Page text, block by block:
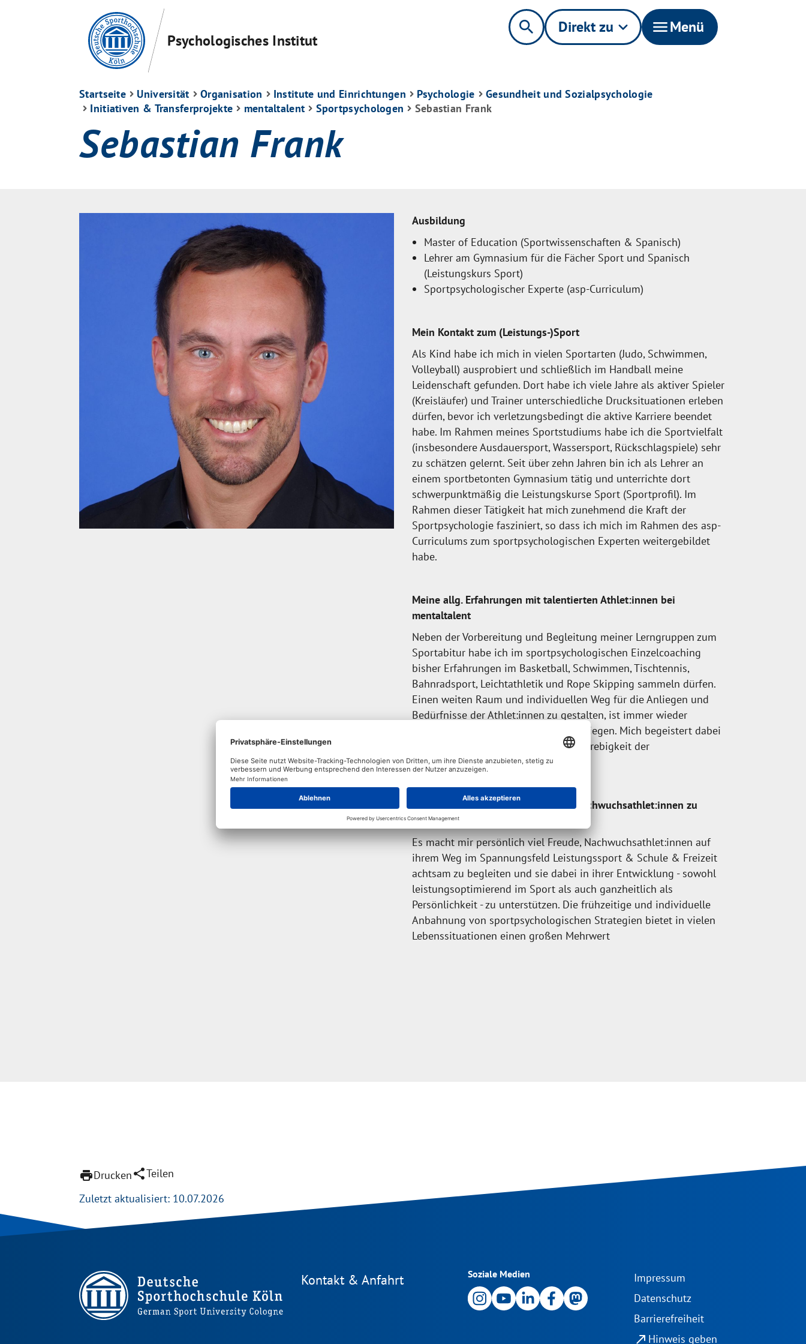
Psychologisches Institut
search Direkt zu keyboard_arrow_down menuMenü
Startseite Universität Organisation Institute und Einrichtungen Psychologie
Gesundheit und Sozialpsychologie
Initiativen & Transferprojekte
mentaltalent Sportpsychologen Sebastian Frank
Sebastian Frank
Ausbildung
Master of Education (Sportwissenschaften & Spanisch)
Lehrer am Gymnasium für die Fächer Sport und Spanisch
(Leistungskurs Sport)
Sportpsychologischer Experte (asp-Curriculum)
Mein Kontakt zum (Leistungs-)Sport
Als Kind habe ich mich in vielen Sportarten (Judo, Schwimmen,
Volleyball) ausprobiert und schließlich im Handball meine
Leidenschaft gefunden. Dort habe ich viele Jahre als aktiver Spieler
(Kreisläufer) und Trainer unterschiedliche Drucksituationen erleben
dürfen, bevor ich verletzungsbedingt die aktive Karriere beendet
habe. Im Rahmen meines Sportstudiums habe ich die Sportvielfalt
(insbesondere Ausdauersport, Wassersport, Rückschlagspiele) sehr
zu schätzen gelernt. Seit über zehn Jahren bin ich als Lehrer an
einem sportbetonten Gymnasium tätig und unterrichte dort
schwerpunktmäßig die Leistungskurse Sport (Sportprofil). Im
Rahmen dieser Tätigkeit hat mich zunehmend die Kraft der
Sportpsychologie fasziniert, so dass ich mich im Rahmen des asp-
Curriculums zum sportpsychologischen Experten weitergebildet
habe.
Meine allg. Erfahrungen mit talentierten Athlet:innen bei
mentaltalent
Neben der Vorbereitung und Begleitung meiner Lerngruppen zum
Sportabitur habe ich im sportpsychologischen Einzelcoaching
bisher Erfahrungen im Basketball, Schwimmen, Tischtennis,
Bahnradsport, Leichtathletik und Rope Skipping sammeln dürfen.
Einen weiten Raum und individuellen Weg für die Anliegen und
Bedürfnisse der Athlet:innen zu gestalten, ist immer wieder
spannend und mir ein besonderes Anliegen. Mich begeistert dabei
die Neugier, die Offenheit sowie Zielstrebigkeit der
Nachwuchtathlet:innen.
Meine Motivation, mit talentierten Nachwuchsathlet:innen zu
arbeiten
Es macht mir persönlich viel Freude, Nachwuchsathlet:innen auf
ihrem Weg im Spannungsfeld Leistungssport & Schule & Freizeit
achtsam zu begleiten und sie dabei in ihrer Entwicklung - sowohl
leistungsoptimierend im Sport als auch ganzheitlich als
Persönlichkeit - zu unterstützen. Die frühzeitige und individuelle
Anbahnung von sportpsychologischen Strategien bietet in vielen
Lebenssituationen einen großen Mehrwert
printDruckenshareTeilen
Zuletzt aktualisiert: 10.07.2026
Kontakt & Anfahrt Soziale Medien
Impressum
Datenschutz
Barrierefreiheit
north_east Hinweis geben